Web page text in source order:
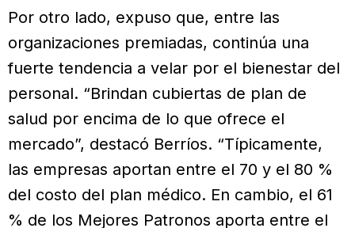
Por otro lado, expuso que, entre las
organizaciones premiadas, continúa una
fuerte tendencia a velar por el bienestar del
personal. “Brindan cubiertas de plan de
salud por encima de lo que ofrece el
mercado”, destacó Berríos. “Típicamente,
las empresas aportan entre el 70 y el 80 %
del costo del plan médico. En cambio, el 61
% de los Mejores Patronos aporta entre el